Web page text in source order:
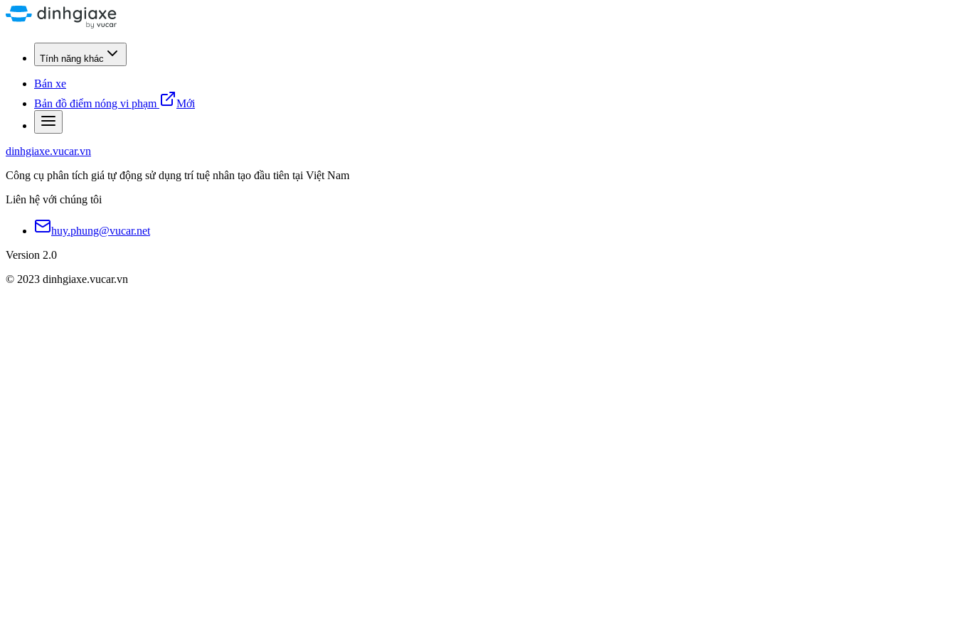
Tính năng khác
Bán xe
Bản đồ điểm nóng vi phạm
Mới
dinhgiaxe.vucar.vn
Công cụ phân tích giá tự động sử dụng trí tuệ nhân tạo đầu tiên tại Việt Nam
Liên hệ với chúng tôi
huy.phung@vucar.net
Version 2.0
© 2023 dinhgiaxe.vucar.vn